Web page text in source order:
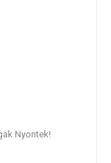
Nyontek!